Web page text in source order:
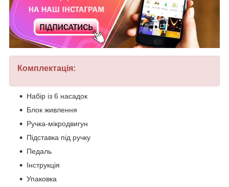
Комплектація:
Набір із 6 насадок
Блок живлення
Ручка-мікродвигун
Підставка під ручку
Педаль
Інструкція
Упаковка